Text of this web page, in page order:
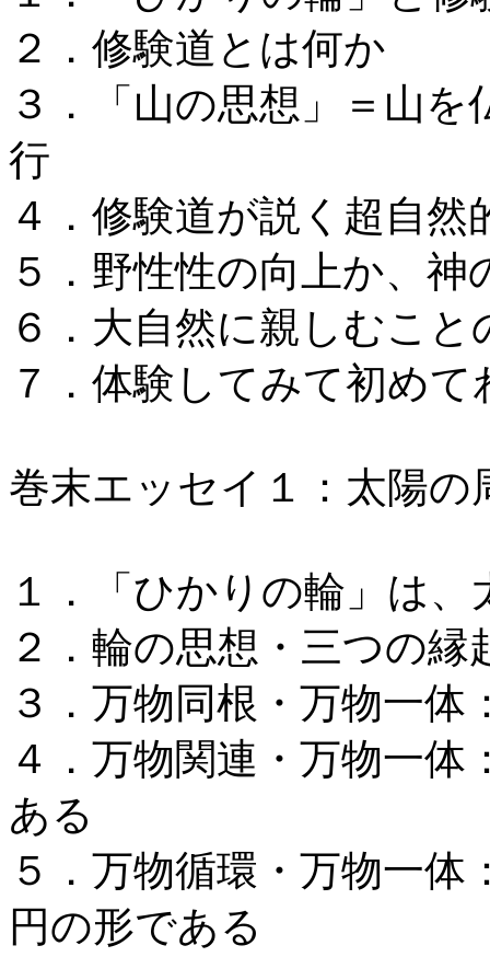
２．修験道とは何か
３．「山の思想」＝山
行
４．修験道が説く超自
５．野性性の向上か、神
６．大自然に親しむこと
７．体験してみて初めて
巻末エッセイ１：太陽の
１．「ひかりの輪」は
２．輪の思想・三つの縁
３．万物同根・万物一
４．万物関連・万物一
ある
５．万物循環・万物一
円の形である